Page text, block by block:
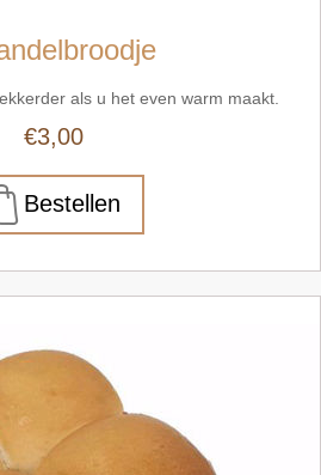
als u het even warm maakt.
€3,00